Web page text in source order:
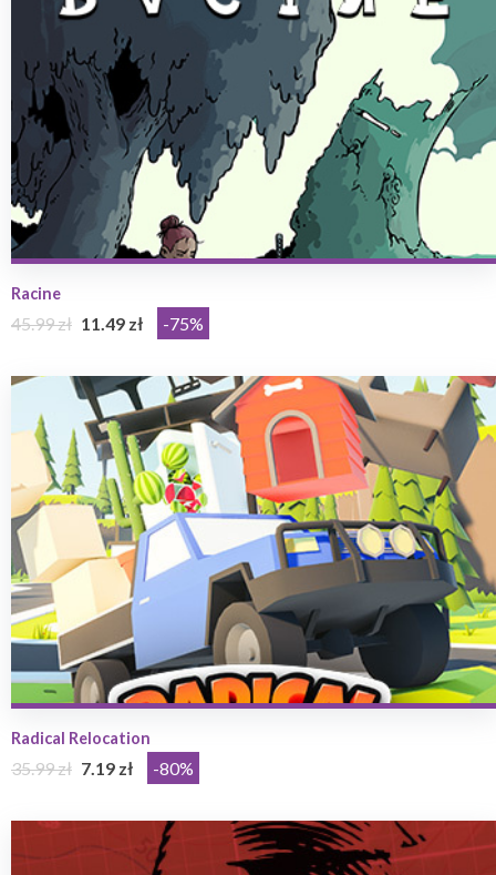
Racine
45.99 zł 11.49 zł -75%
Radical Relocation
35.99 zł 7.19 zł -80%